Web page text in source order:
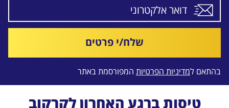
שלח/י פרטים
בהתאם למדיניות הפרטיות המפורסמת באתר
טיסות ברגע האחרון לקרקוב